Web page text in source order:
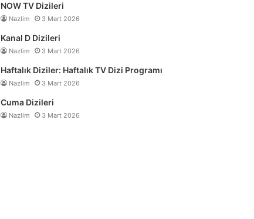
NOW TV Dizileri
Nazlim 3 Mart 2026
Kanal D Dizileri
Nazlim 3 Mart 2026
Haftalık Diziler: Haftalık TV Dizi Programı
Nazlim 3 Mart 2026
Cuma Dizileri
Nazlim 3 Mart 2026